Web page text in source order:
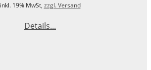
inkl. 19% MwSt, zzgl. Versand
Details...